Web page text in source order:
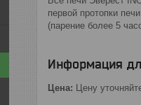
первой протопки
(парение более 5
Информация
Цена: Цену